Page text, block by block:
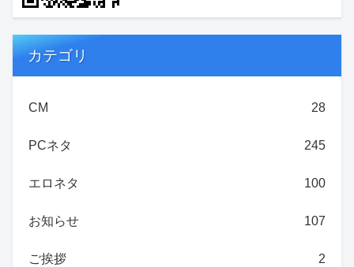
カテゴリ
CM 28
PCネタ 245
エロネタ 100
お知らせ 107
ご挨拶 2